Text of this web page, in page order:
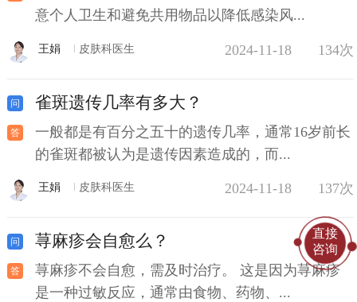
意个人卫生和避免共用物品以降低感染风...
王娟 皮肤科医生 2024-11-18 134次
雀斑遗传几率有多大？
一般都是有百分之五十的遗传几率，通常16岁前长
的雀斑都被认为是遗传因素造成的，而...
王娟 皮肤科医生 2024-11-18 137次
荨麻疹会自愈么？
荨麻疹不会自愈，需及时治疗。 这是因为荨麻疹
是一种过敏反应，通常由食物、药物、...
直接
咨询